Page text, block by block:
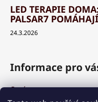
LED TERAPIE
PALSAR7
24.3.2026
Informace pro
O nás